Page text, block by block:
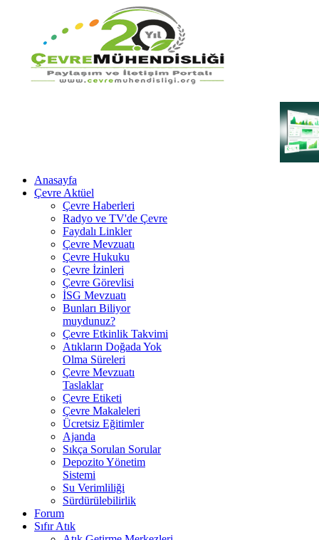
Anasayfa
Çevre Aktüel
Çevre Haberleri
Radyo ve TV'de Çevre
Faydalı Linkler
Çevre Mevzuatı
Çevre Hukuku
Çevre İzinleri
Çevre Görevlisi
İSG Mevzuatı
Bunları Biliyor
muydunuz?
Çevre Etkinlik Takvimi
Atıkların Doğada Yok
Olma Süreleri
Çevre Mevzuatı
Taslaklar
Çevre Etiketi
Çevre Makaleleri
Ücretsiz Eğitimler
Ajanda
Sıkça Sorulan Sorular
Depozito Yönetim
Sistemi
Su Verimliliği
Sürdürülebilirlik
Forum
Sıfır Atık